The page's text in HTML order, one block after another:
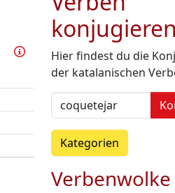
üben
Info
konjugieren
Hier findest du die
der katalanischen
Kategorien
Verbenwolke